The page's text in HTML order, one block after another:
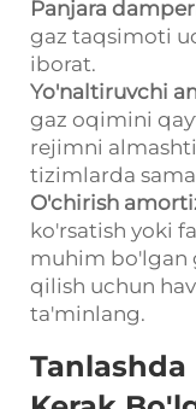
Panjara
gaz taqsimoti
iborat.
Yo'naltiruvchi
gaz oqimini
rejimni
tizimlarda
O'chirish
ko'rsatish yoki
muhim bo'lgan
qilish uchun
ta'minlang.